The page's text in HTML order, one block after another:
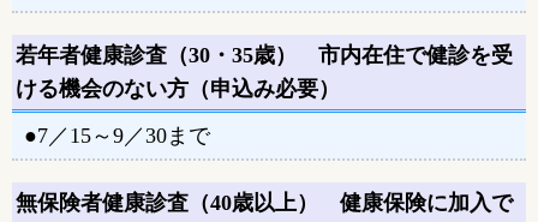
若年者健康診査（30・35歳） 市内在住で健診を受
ける機会のない方（申込み必要）
●7／15～9／30まで
無保険者健康診査（40歳以上） 健康保険に加入で